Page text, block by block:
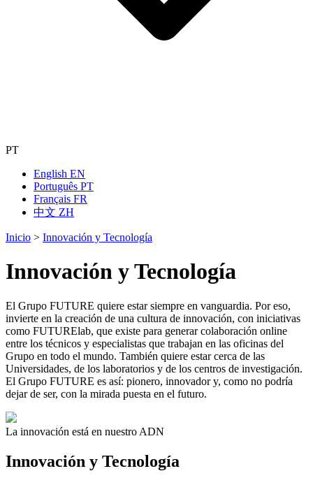
PT
English EN
Português PT
Français FR
中文 ZH
Inicio > Innovación y Tecnología
Innovación y Tecnología
El Grupo FUTURE quiere estar siempre en vanguardia. Por eso,
invierte en la creación de una cultura de innovación, con iniciativas
como FUTURElab, que existe para generar colaboración online
entre los técnicos y especialistas que trabajan en las oficinas del
Grupo en todo el mundo. También quiere estar cerca de las
Universidades, de los laboratorios y de los centros de investigación.
El Grupo FUTURE es así: pionero, innovador y, como no podría
dejar de ser, con la mirada puesta en el futuro.
La innovación está en nuestro ADN
Innovación y Tecnología